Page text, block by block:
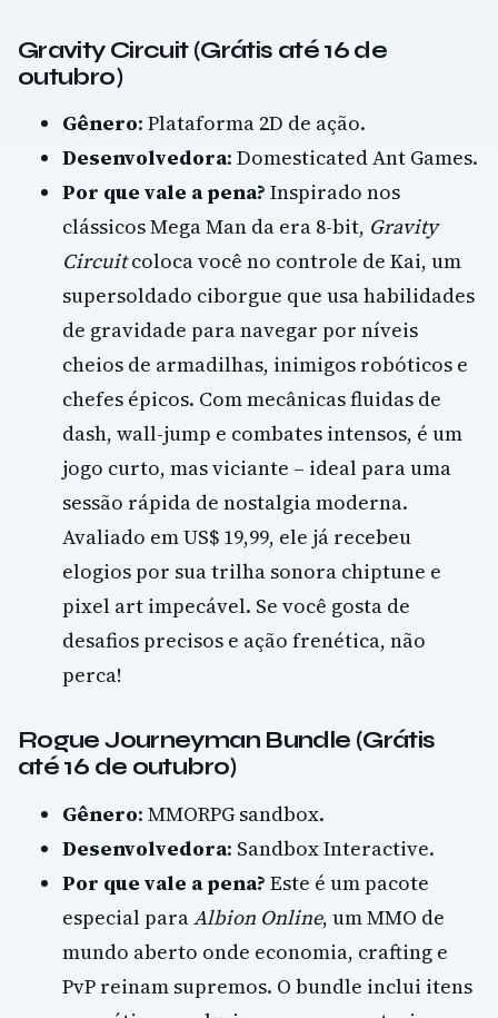
Gravity Circuit (Grátis até 16 de
outubro)
Gênero: Plataforma 2D de ação.
Desenvolvedora: Domesticated Ant Games.
Por que vale a pena? Inspirado nos
clássicos Mega Man da era 8-bit, Gravity
Circuitcoloca você no controle de Kai, um
supersoldado ciborgue que usa habilidades
de gravidade para navegar por níveis
cheios de armadilhas, inimigos robóticos e
chefes épicos. Com mecânicas fluidas de
dash, wall-jump e combates intensos, é um
jogo curto, mas viciante – ideal para uma
sessão rápida de nostalgia moderna.
Avaliado em US$ 19,99, ele já recebeu
elogios por sua trilha sonora chiptune e
pixel art impecável. Se você gosta de
desafios precisos e ação frenética, não
perca!
Rogue Journeyman Bundle (Grátis
até 16 de outubro)
Gênero: MMORPG sandbox.
Desenvolvedora: Sandbox Interactive.
Por que vale a pena? Este é um pacote
especial paraAlbion Online, um MMO de
mundo aberto onde economia, crafting e
PvP reinam supremos. O bundle inclui itens